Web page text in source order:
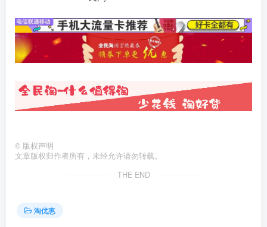
© 版权声明
文章版权归作者所有，未经允许请勿转载。
THE END
淘优惠